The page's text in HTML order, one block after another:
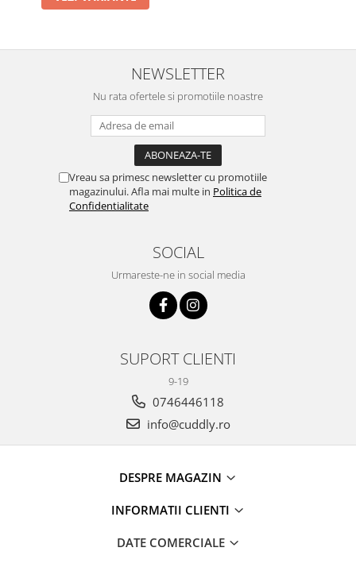
NEWSLETTER
Nu rata ofertele si promotiile noastre
Vreau sa primesc newsletter cu promotiile
magazinului. Afla mai multe in Politica de
Confidentialitate
SOCIAL
Urmareste-ne in social media
SUPORT CLIENTI
9-19
0746446118
info@cuddly.ro
DESPRE MAGAZIN
INFORMATII CLIENTI
DATE COMERCIALE